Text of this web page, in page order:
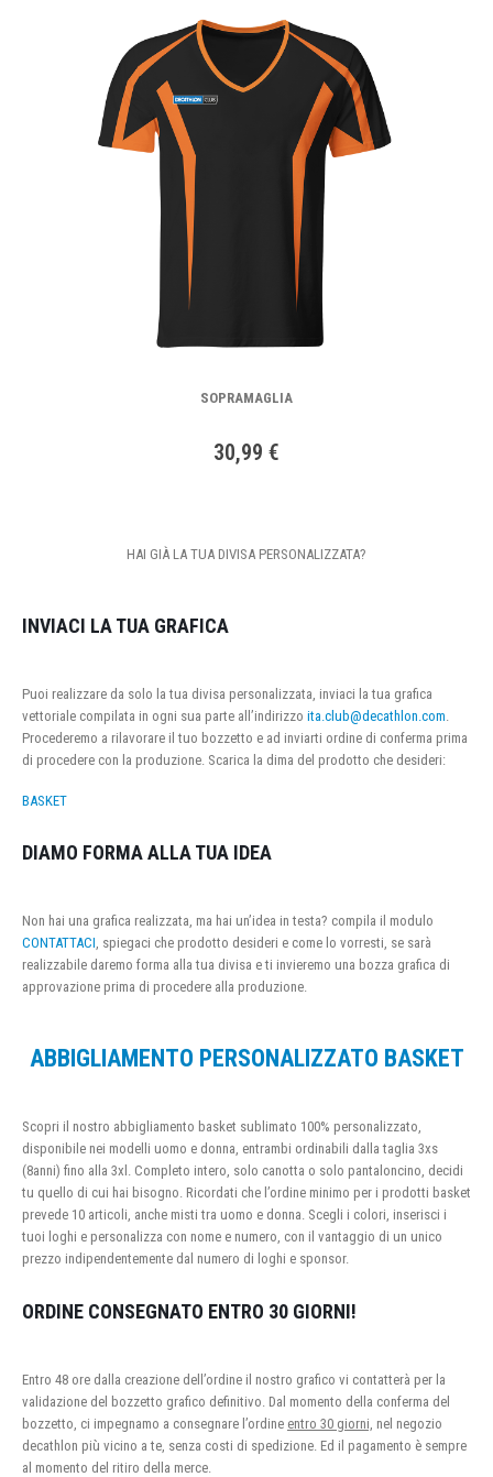
SOPRAMAGLIA
30,99 €
HAI GIÀ LA TUA DIVISA PERSONALIZZATA?
INVIACI LA TUA GRAFICA
Puoi realizzare da solo la tua divisa personalizzata, inviaci la tua grafica
vettoriale compilata in ogni sua parte all’indirizzo ita.club@decathlon.com
Procederemo a rilavorare il tuo bozzetto e ad inviarti ordine di conferma prima
di procedere con la produzione. Scarica la dima del prodotto che desideri:
BASKET
DIAMO FORMA ALLA TUA IDEA
Non hai una grafica realizzata, ma hai un’idea in testa? compila il modulo
CONTATTACI, spiegaci che prodotto desideri e come lo vorresti, se sarà
realizzabile daremo forma alla tua divisa e ti invieremo una bozza grafica di
approvazione prima di procedere alla produzione.
ABBIGLIAMENTO PERSONALIZZATO BASKET
Scopri il nostro abbigliamento basket sublimato 100% personalizzato,
disponibile nei modelli uomo e donna, entrambi ordinabili dalla taglia 3xs
(8anni) fino alla 3xl. Completo intero, solo canotta o solo pantaloncino, decidi
tu quello di cui hai bisogno. Ricordati che l’ordine minimo per i prodotti basket
prevede 10 articoli, anche misti tra uomo e donna. Scegli i colori, inserisci i
tuoi loghi e personalizza con nome e numero, con il vantaggio di un unico
prezzo indipendentemente dal numero di loghi e sponsor.
ORDINE CONSEGNATO ENTRO 30 GIORNI!
Entro 48 ore dalla creazione dell’ordine il nostro grafico vi contatterà per la
validazione del bozzetto grafico definitivo. Dal momento della conferma del
bozzetto, ci impegnamo a consegnare l’ordine entro 30 giorni, nel negozio
decathlon più vicino a te, senza costi di spedizione. Ed il pagamento è sempre
al momento del ritiro della merce.